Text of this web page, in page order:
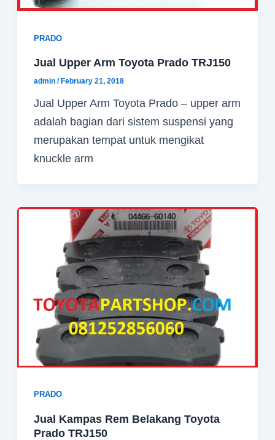
PRADO
Jual Upper Arm Toyota Prado TRJ150
admin/ February 21, 2018
Jual Upper Arm Toyota Prado – upper arm
adalah bagian dari sistem suspensi yang
merupakan tempat untuk mengikat
knuckle arm
PRADO
Jual Kampas Rem Belakang Toyota
Prado TRJ150